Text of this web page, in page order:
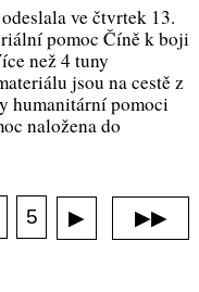
ve čtvrtek 13.
pomoc Číně k boji
než 4 tuny
jsou na cestě z
humanitární pomoci
naložena do
5 ▶ ▶▶